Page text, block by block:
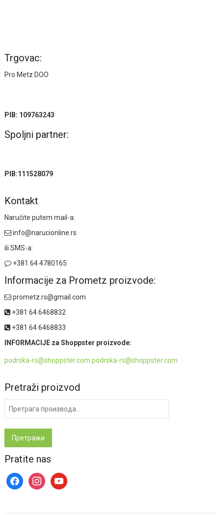
Trgovac:
Pro Metz DOO
PIB: 109763243
Spoljni partner:
PIB:111528079
Kontakt
Naručite putem mail-a:
info@narucionline.rs
ili SMS-a:
+381 64 4780165
Informacije za Prometz proizvode:
prometz.rs@gmail.com
+381 64 6468832
+381 64 6468833
INFORMACIJE za Shoppster proizvode:
podrska-rs@shoppster.com podrska-rs@shoppster.com
Pretraži proizvod
Претражи
Pratite nas
facebookinstagramyoutube